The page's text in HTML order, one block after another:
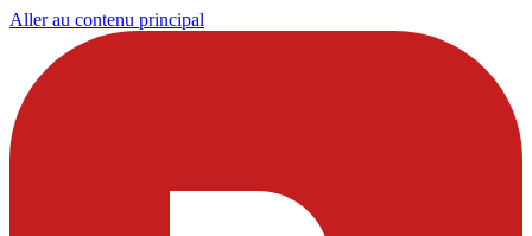
Aller au contenu principal